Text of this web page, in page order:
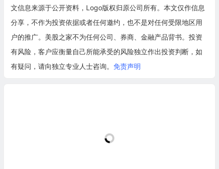
文信息来源于公开资料，Logo版权归原公司所有。本文仅作信息
分享，不作为投资依据或者任何邀约，也不是对任何受限地区用
户的推广。美股之家不为任何公司、券商、金融产品背书。投资
有风险，客户应衡量自己所能承受的风险独立作出投资判断，如
有疑问，请向独立专业人士咨询。 免责声明